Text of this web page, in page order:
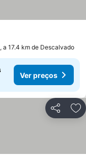
a 17.4 km de Descalvado
Ver preços
Partilhar